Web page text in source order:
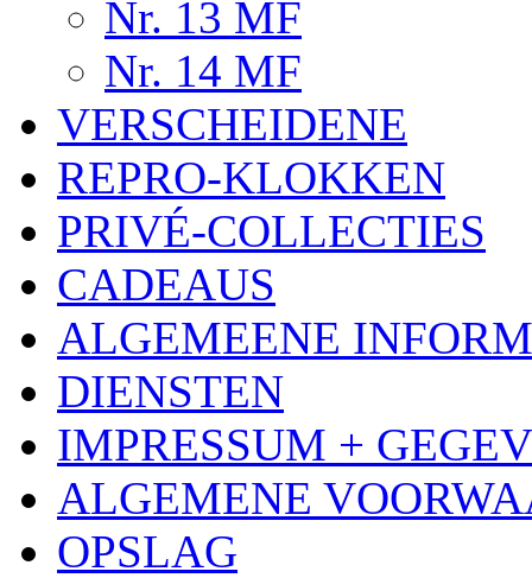
Nr. 13 MF
Nr. 14 MF
VERSCHEIDENE
REPRO-KLOKKEN
PRIVÉ-COLLECTIES
CADEAUS
ALGEMEENE
DIENSTEN
IMPRESSUM +
ALGEMENE
OPSLAG